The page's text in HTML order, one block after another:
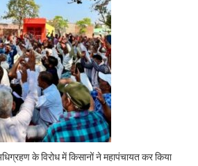
के विरोध में किसानों ने महापंचायत कर किया